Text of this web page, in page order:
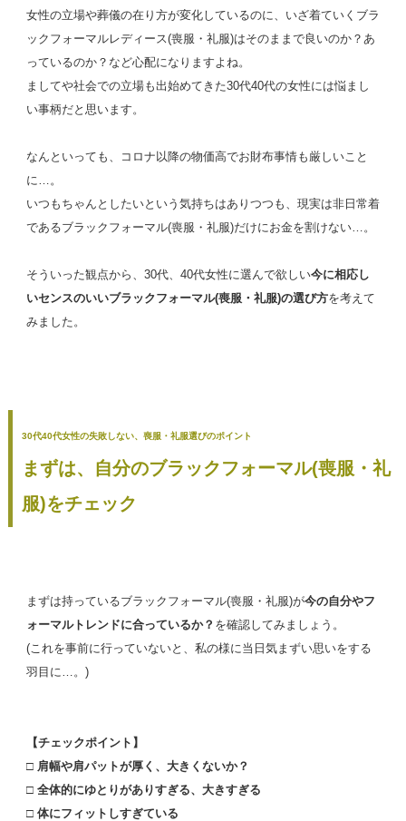
女性の立場や葬儀の在り方が変化しているのに、いざ着ていくブラ
ックフォーマルレディース(喪服・礼服)はそのままで良いのか？あ
っているのか？など心配になりますよね。
ましてや社会での立場も出始めてきた30代40代の女性には悩まし
い事柄だと思います。
なんといっても、コロナ以降の物価高でお財布事情も厳しいこと
に…。
いつもちゃんとしたいという気持ちはありつつも、現実は非日常着
であるブラックフォーマル(喪服・礼服)だけにお金を割けない…。
そういった観点から、30代、40代女性に選んで欲しい今に相応し
いセンスのいいブラックフォーマル(喪服・礼服)の選び方を考えて
みました。
30代40代女性の失敗しない、喪服・礼服選びのポイント
まずは、自分のブラックフォーマル(喪服・礼
服)をチェック
まずは持っているブラックフォーマル(喪服・礼服)が今の自分やフ
ォーマルトレンドに合っているか？ を確認してみましょう。
(これを事前に行っていないと、私の様に当日気まずい思いをする
羽目に…。)
【チェックポイント】
□ 肩幅や肩パットが厚く、大きくないか？
□ 全体的にゆとりがありすぎる、大きすぎる
□ 体にフィットしすぎている